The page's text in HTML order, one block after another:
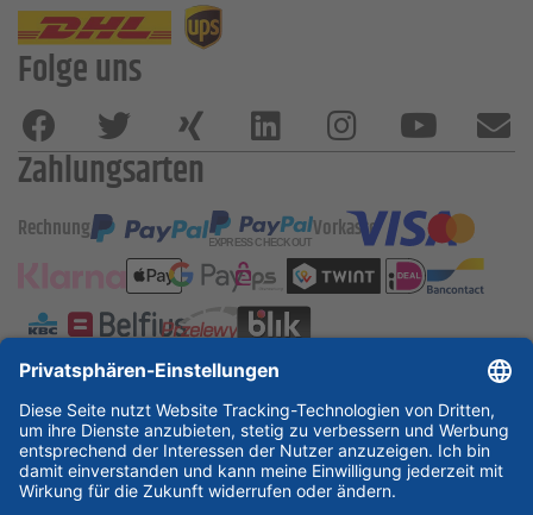
Folge uns
Zahlungsarten
Rechnung Vorkasse
ESSKA International
new
new new